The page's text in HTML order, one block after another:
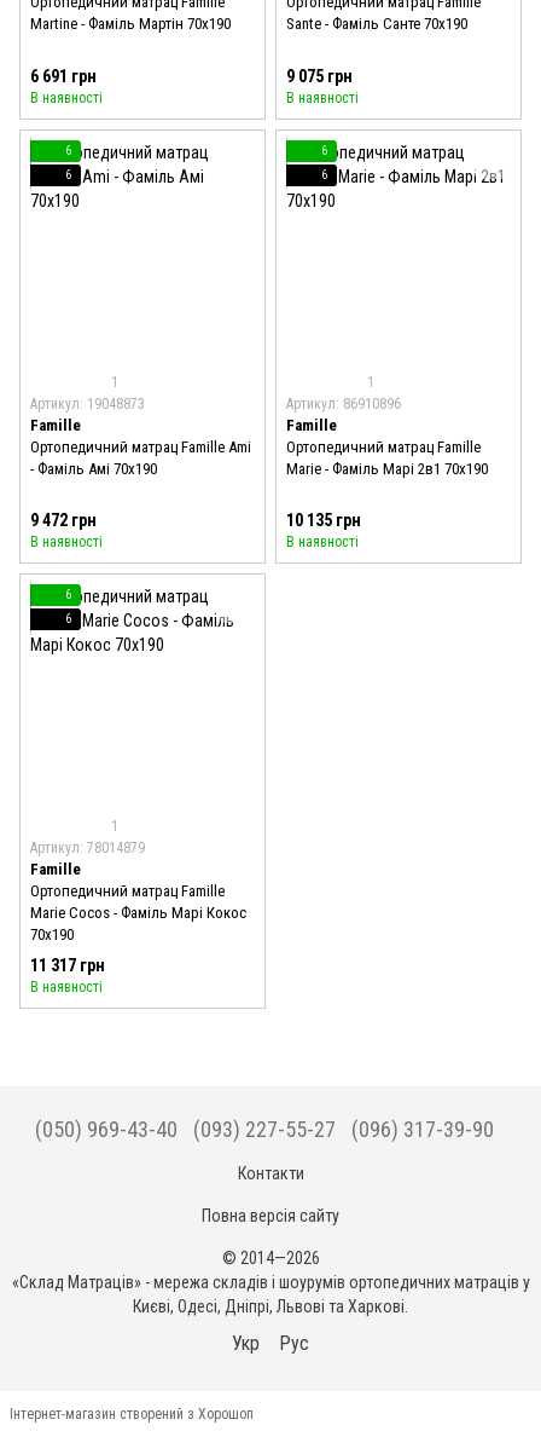
Martine - Фаміль Мартін 70x190
6 691 грн
В наявності
Sante - Фаміль Санте 70x190
9 075 грн
В наявності
6
6
1
Артикул: 19048873
Famille
Ортопедичний матрац Famille Ami
- Фаміль Амі 70x190
9 472 грн
В наявності
6
6
1
Артикул: 86910896
Famille
Ортопедичний матрац Famille
Marie - Фаміль Марі 2в1 70x190
10 135 грн
В наявності
6
6
1
Артикул: 78014879
Famille
Ортопедичний матрац Famille
Marie Cocos - Фаміль Марі Кокос
70x190
11 317 грн
В наявності
(050) 969-43-40 (093) 227-55-27 (096) 317-39-90
Контакти
Повна версія сайту
© 2014—2026
«Склад Матраців» - мережа складів і шоурумів ортопедичних матраців у
Києві, Одесі, Дніпрі, Львові та Харкові.
Укр Рус
Інтернет-магазин створений з Хорошоп